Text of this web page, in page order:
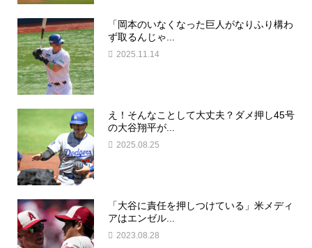
「岡本のいなくなった巨人がなりふり構わ
ず取るんじゃ...
2025.11.14
え！そんなことして大丈夫？ダメ押し45号
の大谷翔平が...
2025.08.25
「大谷に責任を押しつけている」米メディ
アはエンゼル...
2023.08.28